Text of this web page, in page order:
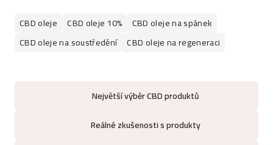
CBD oleje
CBD oleje 10%
CBD oleje na spánek
CBD oleje na soustředění
CBD oleje na regeneraci
Největší výběr CBD produktů
Reálné zkušenosti s produkty